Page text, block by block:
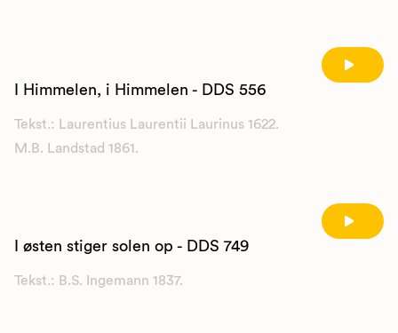
I Himmelen, i Himmelen - DDS 556
Tekst.: Laurentius Laurentii Laurinus 1622.
M.B. Landstad 1861.
I østen stiger solen op - DDS 749
Tekst.: B.S. Ingemann 1837.